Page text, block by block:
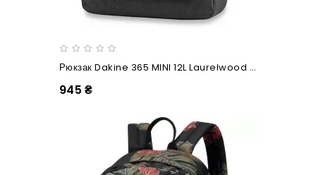
Рюкзак Dakine 365 MINI 12L Laurelwood L/X
945 ₴